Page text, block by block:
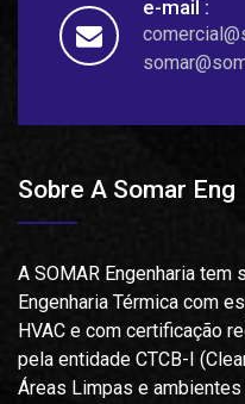
e-mail :
Sobre A Somar Eng
A SOMAR Engenharia
Engenharia Térmica com
HVAC e com certificação
pela entidade CTCB-I
Áreas Limpas e